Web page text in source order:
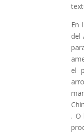
En
del
el
. O